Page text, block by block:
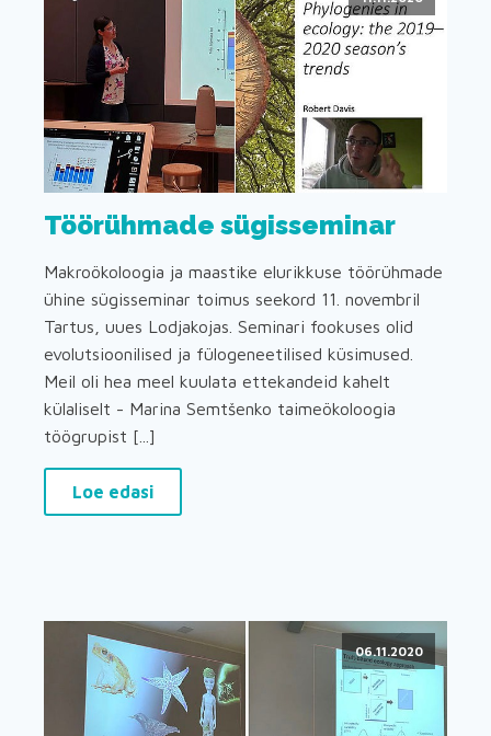
Töörühmade sügisseminar
Makroökoloogia ja maastike elurikkuse töörühmade
ühine sügisseminar toimus seekord 11. novembril
Tartus, uues Lodjakojas. Seminari fookuses olid
evolutsioonilised ja fülogeneetilised küsimused.
Meil oli hea meel kuulata ettekandeid kahelt
külaliselt - Marina Semtšenko taimeökoloogia
töögrupist [...]
Loe edasi
06.11.2020